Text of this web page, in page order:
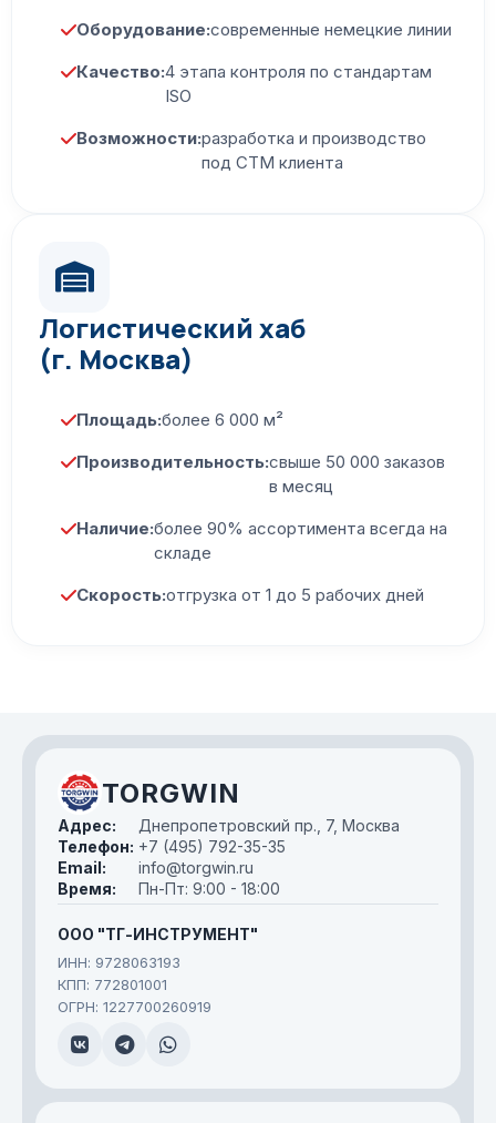
Оборудование:современные немецкие линии
Качество:4 этапа контроля по стандартам
ISO
Возможности:разработка и производство
под СТМ клиента
Логистический хаб
(г. Москва)
Площадь:более 6 000 м²
Производительность:свыше 50 000 заказов
в месяц
Наличие:более 90% ассортимента всегда на
складе
Скорость:отгрузка от 1 до 5 рабочих дней
TORGWIN
Адрес:
Днепропетровский пр., 7, Москва
Телефон: +7 (495) 792-35-35
Email:
info@torgwin.ru
Время:
Пн-Пт: 9:00 - 18:00
ООО "ТГ-ИНСТРУМЕНТ"
ИНН: 9728063193
КПП: 772801001
ОГРН: 1227700260919